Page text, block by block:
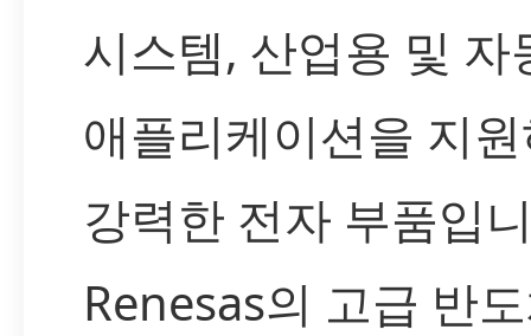
시스템, 산업용 및 자
애플리케이션을 지
강력한 전자 부품입
Renesas의 고급 반